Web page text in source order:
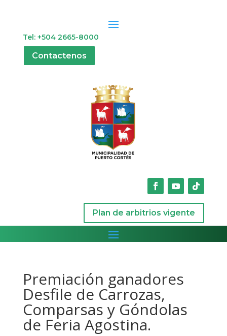
Tel: +504 2665-8000
Contactenos
Plan de arbitrios vigente
Premiación ganadores
Desfile de Carrozas,
Comparsas y Góndolas
de Feria Agostina.